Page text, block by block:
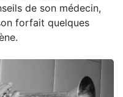
de son médecin,
forfait quelques